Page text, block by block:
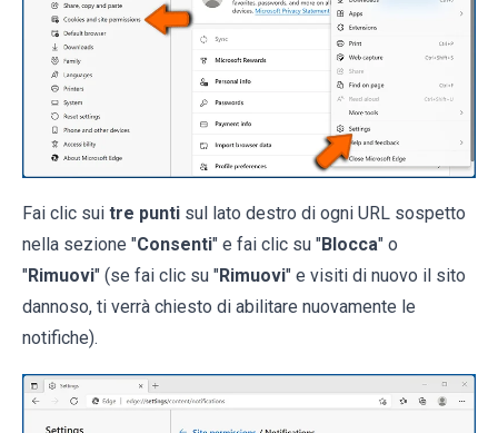
Fai clic sui tre punti sul lato destro di ogni URL sospetto
nella sezione "Consenti" e fai clic su "Blocca" o
"Rimuovi" (se fai clic su "Rimuovi" e visiti di nuovo il sito
dannoso, ti verrà chiesto di abilitare nuovamente le
notifiche).